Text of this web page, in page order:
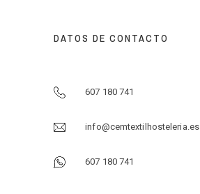
DATOS DE CONTACTO
607 180 741
info@cemtextilhosteleria.es
607 180 741